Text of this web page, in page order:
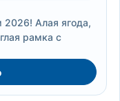
Алая ягода,
рамка с